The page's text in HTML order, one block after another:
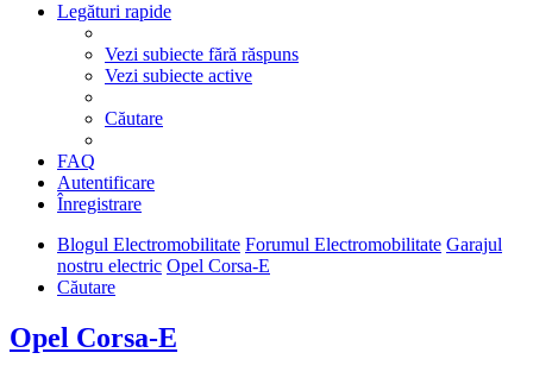
Legături rapide
Vezi subiecte fără răspuns
Vezi subiecte active
Căutare
FAQ
Autentificare
Înregistrare
Blogul Electromobilitate Forumul Electromobilitate Garajul
nostru electric Opel Corsa-E
Căutare
Opel Corsa-E